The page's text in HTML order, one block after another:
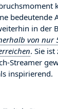
bedeutende
in der
von nur
. Sie
Streamer
inspirierend.